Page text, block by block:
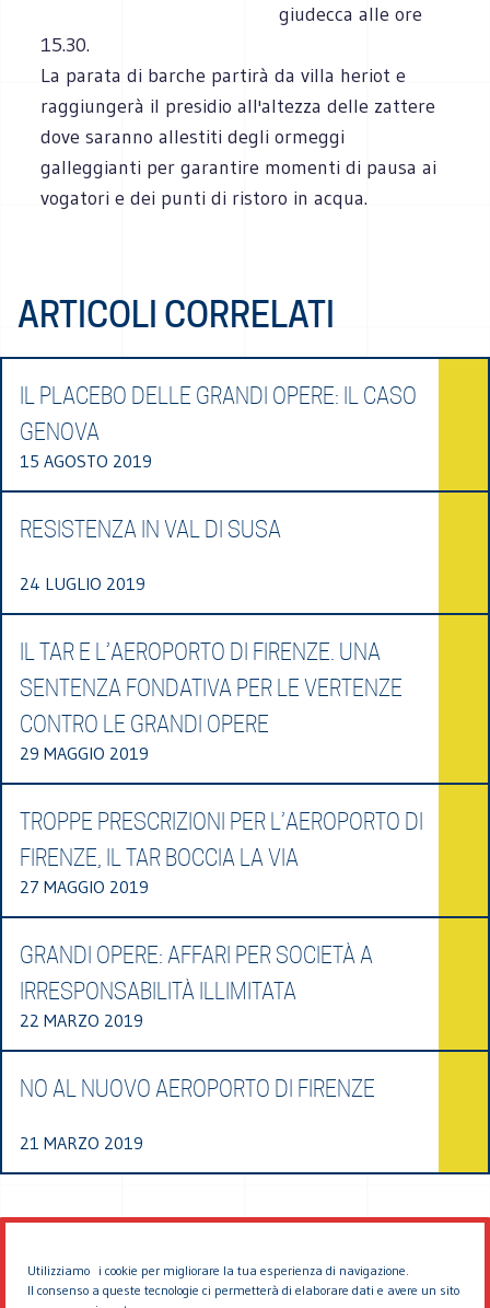
Utilizziamo i cookie per migliorare la tua esperienza di navigazione.
Il consenso a queste tecnologie ci permetterà di elaborare dati e avere un sito
giudecca alle ore
15.30.
La parata di barche partirà da villa heriot e
raggiungerà il presidio all'altezza delle zattere
dove saranno allestiti degli ormeggi
galleggianti per garantire momenti di pausa ai
vogatori e dei punti di ristoro in acqua.
ARTICOLI CORRELATI
IL PLACEBO DELLE GRANDI OPERE: IL CASO
GENOVA
15 AGOSTO 2019
RESISTENZA IN VAL DI SUSA
24 LUGLIO 2019
IL TAR E L’AEROPORTO DI FIRENZE. UNA
SENTENZA FONDATIVA PER LE VERTENZE
CONTRO LE GRANDI OPERE
29 MAGGIO 2019
TROPPE PRESCRIZIONI PER L’AEROPORTO DI
FIRENZE, IL TAR BOCCIA LA VIA
27 MAGGIO 2019
GRANDI OPERE: AFFARI PER SOCIETÀ A
IRRESPONSABILITÀ ILLIMITATA
22 MARZO 2019
NO AL NUOVO AEROPORTO DI FIRENZE
21 MARZO 2019